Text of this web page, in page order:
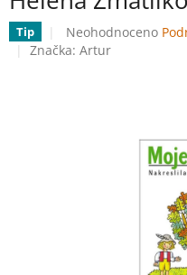
Tip
Průměrné
hodnocení
Neohodnoceno
Značka: Artur